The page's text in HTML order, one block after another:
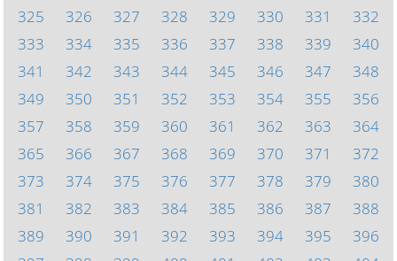
325
326 327 328 329 330 331
332
333
334 335 336 337 338 339
340
341
342 343 344 345 346 347
348
349
350 351 352 353 354 355
356
357
358 359 360 361 362 363
364
365
366 367 368 369 370 371
372
373
374 375 376 377 378 379
380
381
382 383 384 385 386 387
388
389
390 391 392 393 394 395
396